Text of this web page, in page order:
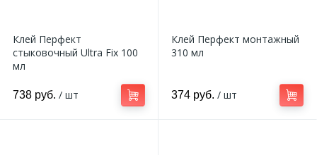
Клей Перфект
стыковочный Ultra Fix 100
мл
738 руб. / шт
Клей Перфект монтажный
310 мл
374 руб. / шт